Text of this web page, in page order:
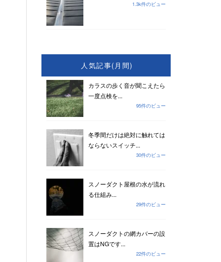
1.3k件のビュー
人気記事(月間)
カラスの歩く音が聞こえたら
一度点検を...
95件のビュー
冬季間だけは絶対に触れては
ならないスイッチ...
30件のビュー
スノーダクト屋根の水が流れ
る仕組み...
29件のビュー
スノーダクトの網カバーの設
置はNGです...
22件のビュー